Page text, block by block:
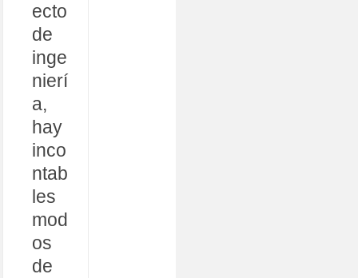
ecto
de
inge
nierí
a,
hay
inco
ntab
les
mod
os
de